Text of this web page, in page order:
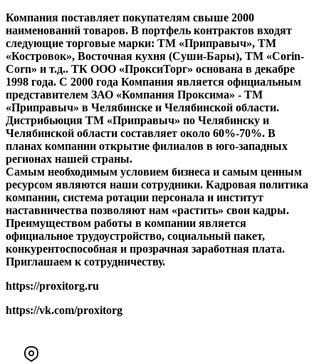
Компания поставляет покупателям свыше 2000
наименований товаров. В портфель контрактов входят
следующие торговые марки: ТМ «Приправыч», ТМ
«Костровок», Восточная кухня (Суши-Бары), ТМ «Corin-
Corn» и т.д.. ТК ООО «ПроксиТорг» основана в декабре
1998 года. С 2000 года Компания является официальным
представителем ЗАО «Компания Проксима» - ТМ
«Приправыч» в Челябинске и Челябинской области.
Дистрибьюция ТМ «Приправыч» по Челябинску и
Челябинской области составляет около 60%-70%. В
планах компании открытие филиалов в юго-западных
регионах нашей страны.
Самым необходимым условием бизнеса и самым ценным
ресурсом являются наши сотрудники. Кадровая политика
компании, система ротации персонала и институт
наставничества позволяют нам «растить» свои кадры.
Преимуществом работы в компании является
официальное трудоустройство, социальный пакет,
конкурентоспособная и прозрачная заработная плата.
Приглашаем к сотрудничеству.
https://proxitorg.ru
https://vk.com/proxitorg